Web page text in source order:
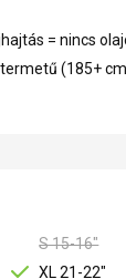
= nincs
(185+
S 15-16"
XL 21-22"